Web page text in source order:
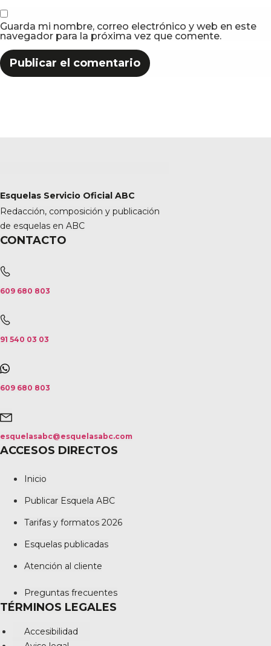
Guarda mi nombre, correo electrónico y web en este
navegador para la próxima vez que comente.
Esquelas Servicio Oficial ABC
Redacción, composición y publicación
de esquelas en ABC
CONTACTO
609 680 803
91 540 03 03
609 680 803
esquelasabc@esquelasabc.com
ACCESOS DIRECTOS
Inicio
Publicar Esquela ABC
Tarifas y formatos 2026
Esquelas publicadas
Atención al cliente
Preguntas frecuentes
TÉRMINOS LEGALES
Accesibilidad